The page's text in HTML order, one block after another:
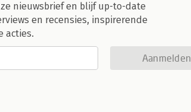
nieuwsbrief en blijf up-to-date
en recensies, inspirerende
acties.
Aanmelden